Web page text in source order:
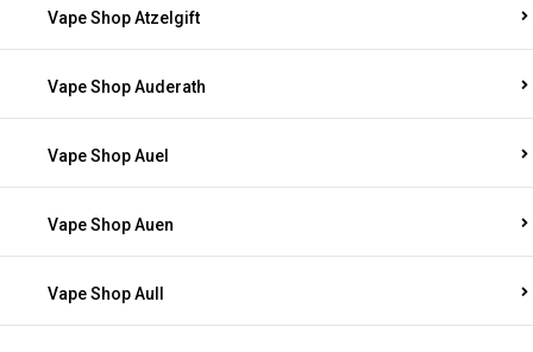
Vape Shop Atzelgift
Vape Shop Auderath
Vape Shop Auel
Vape Shop Auen
Vape Shop Aull